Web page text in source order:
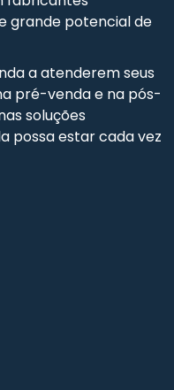
grande potencial de
a atenderem seus
pré-venda e na pós-
soluções
possa estar cada vez